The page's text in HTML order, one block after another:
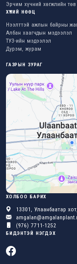
Эрчим хүчний хөгжлийн төв
ХҮНИЙ НӨӨЦ
Нээлттэй ажлын байрны
Албан хаагчдын мэдээлэл
ТУЗ-ийн мэдээлэл
Дүрэм, журам
ГАЗРЫН ЗУРАГ
ХОЛБОО БАРИХ
13301, Улаанбаатар
(976) 7711-1252
БИДЭНТЭЙ НЭГДЭХ